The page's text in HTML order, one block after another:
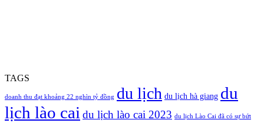
TAGS
doanh thu đạt khoảng 22 nghìn tỷ đồng du lịch du lịch hà giang du
lịch lào caidu lịch lào cai 2023 du lịch Lào Cai đã có sự bứt